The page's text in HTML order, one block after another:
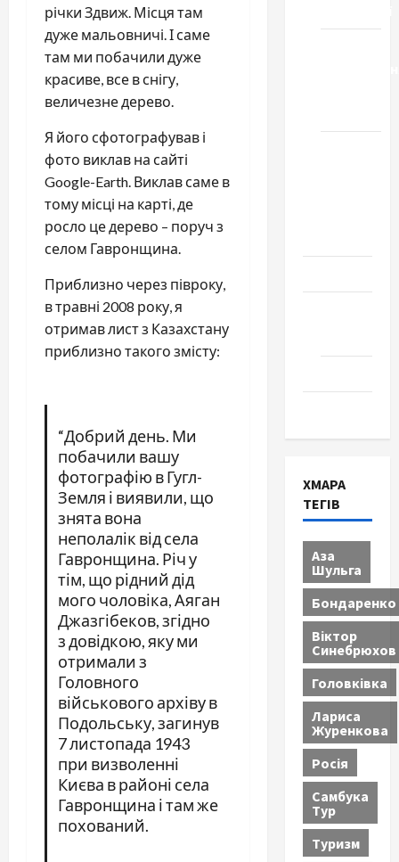
річки Здвиж. Місця там
дуже мальовничі. І саме
там ми побачили дуже
красиве, все в снігу,
величезне дерево.
Я його сфотографував і
фото виклав на сайті
Google-Earth. Виклав саме в
тому місці на карті, де
росло це дерево – поруч з
селом Гавронщина.
Приблизно через півроку,
в травні 2008 року, я
отримав лист з Казахстану
приблизно такого змісту:
“Добрий день. Ми
побачили вашу
фотографію в Гугл-
Земля і виявили, що
знята вона
неполалік від села
Гавронщина. Річ у
тім, що рідний дід
мого чоловіка, Аяган
Джазгібеков, згідно
з довідкою, яку ми
отримали з
Головного
військового архіву в
Подольську, загинув
7 листопада 1943
при визволенні
Києва в районі села
Гавронщина і там же
похований.
ХМАРА
ТЕГІВ
Аза
Шульга
Бондаренко
Віктор
Синебрюхов
Головківка
Лариса
Журенкова
Росія
Самбука
Тур
Туризм